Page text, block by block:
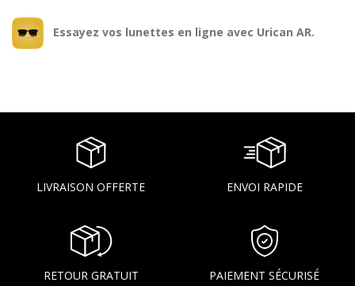
Essayez vos lunettes en ligne avec Urican AR.
LIVRAISON OFFERTE ENVOI RAPIDE
RETOUR GRATUIT PAIEMENT SÉCURISÉ